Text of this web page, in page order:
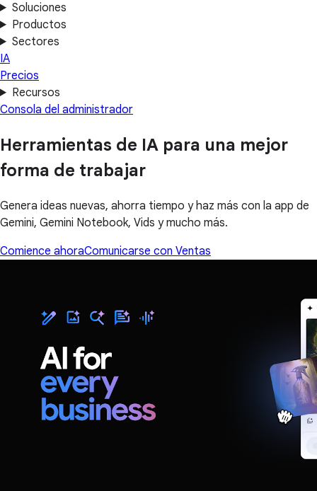
Soluciones
Productos
Sectores
IA
Precios
Recursos
Consola del administrador
Herramientas de IA para una mejor
forma de trabajar
Genera ideas nuevas, ahorra tiempo y haz más con la app de
Gemini, Gemini Notebook, Vids y mucho más.
Comience ahoraComunicarse con Ventas